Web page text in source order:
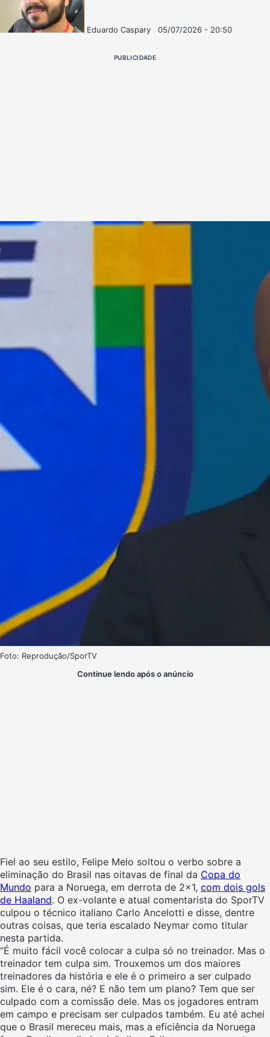
Eduardo Caspary
Xe-
05/07/2026 - 20:50
PUBLICIDADE
Foto: Reprodução/SporTV
Continue lendo após o anúncio
Fiel ao seu estilo, Felipe Melo soltou o verbo sobre a
eliminação do Brasil nas oitavas de final da Copa do
Mundo para a Noruega, em derrota de 2×1, com dois gols
de Haaland. O ex-volante e atual comentarista do SporTV
culpou o técnico italiano Carlo Ancelotti e disse, dentre
outras coisas, que teria escalado Neymar como titular
nesta partida.
“É muito fácil você colocar a culpa só no treinador. Mas o
treinador tem culpa sim. Trouxemos um dos maiores
treinadores da história e ele é o primeiro a ser culpado
sim. Ele é o cara, né? E não tem um plano? Tem que ser
culpado com a comissão dele. Mas os jogadores entram
em campo e precisam ser culpados também. Eu até achei
que o Brasil mereceu mais, mas a eficiência da Noruega